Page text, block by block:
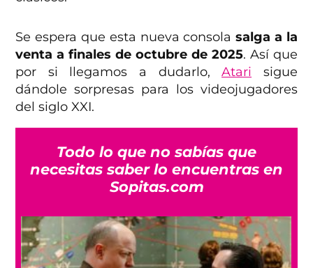
Se espera que esta nueva consolasalga a la
venta a finales de octubre de 2025. Así que
por si llegamos a dudarlo,Atari sigue
dándole sorpresas para los videojugadores
del siglo XXI.
Todo lo que no sabías que
necesitas saber lo encuentras en
Sopitas.com